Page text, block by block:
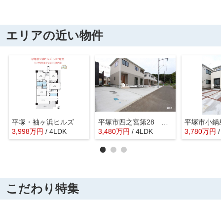
エリアの近い物件
平塚・袖ヶ浜ヒルズ
3,998万円 / 4LDK
平塚市四之宮第28 全4棟 3号棟
3,480万円 / 4LDK 3,780万円
こだわり特集